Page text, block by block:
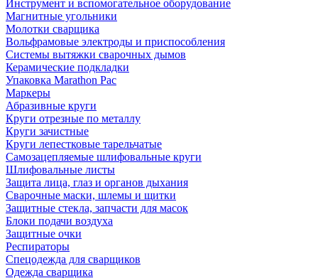
Инструмент и вспомогательное оборудование
Магнитные угольники
Молотки сварщика
Вольфрамовые электроды и приспособления
Системы вытяжки сварочных дымов
Керамические подкладки
Упаковка Marathon Pac
Маркеры
Абразивные круги
Круги отрезные по металлу
Круги зачистные
Круги лепестковые тарельчатые
Самозацепляемые шлифовальные круги
Шлифовальные листы
Защита лица, глаз и органов дыхания
Сварочные маски, шлемы и щитки
Защитные стекла, запчасти для масок
Блоки подачи воздуха
Защитные очки
Респираторы
Спецодежда для сварщиков
Одежда сварщика